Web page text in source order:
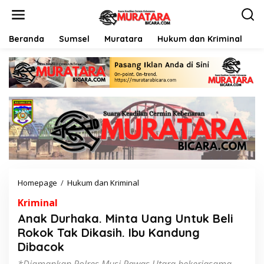
Beranda Sumsel Muratara Hukum dan Kriminal
Homepage / Hukum dan Kriminal
k
D
u
Kriminal
Anak Durhaka. Minta Uang Untuk Beli
Rokok Tak Dikasih. Ibu Kandung
Dibacok